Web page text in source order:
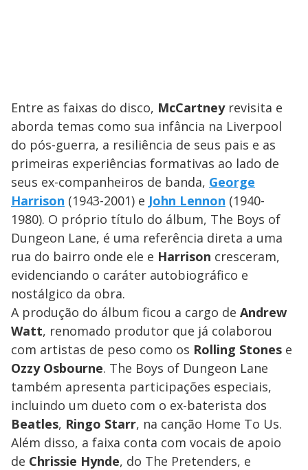
Entre as faixas do disco, McCartneyrevisita e
aborda temas como sua infância na Liverpool
do pós-guerra, a resiliência de seus pais e as
primeiras experiências formativas ao lado de
seus ex-companheiros de banda, George
Harrison (1943-2001) e John Lennon (1940-
1980). O próprio título do álbum, The Boys of
Dungeon Lane, é uma referência direta a uma
rua do bairro onde ele e Harrison cresceram,
evidenciando o caráter autobiográfico e
nostálgico da obra.
A produção do álbum ficou a cargo de Andrew
Watt, renomado produtor que já colaborou
com artistas de peso como os Rolling Stones e
Ozzy Osbourne. The Boys of Dungeon Lane
também apresenta participações especiais,
incluindo um dueto com o ex-baterista dos
Beatles, Ringo Starr, na canção Home To Us.
Além disso, a faixa conta com vocais de apoio
de Chrissie Hynde, do The Pretenders, e